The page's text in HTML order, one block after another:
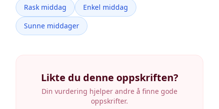
Rask middag
Enkel middag
Sunne middager
Likte du denne oppskriften?
Din vurdering hjelper andre å finne gode
oppskrifter.